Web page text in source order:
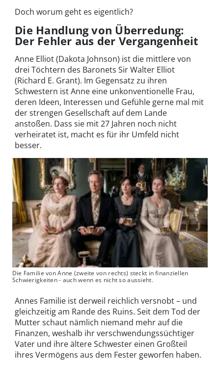
Doch worum geht es eigentlich?
Die Handlung von Überredung:
Der Fehler aus der Vergangenheit
Anne Elliot (Dakota Johnson) ist die mittlere von
drei Töchtern des Baronets Sir Walter Elliot
(Richard E. Grant). Im Gegensatz zu ihren
Schwestern ist Anne eine unkonventionelle Frau,
deren Ideen, Interessen und Gefühle gerne mal mit
der strengen Gesellschaft auf dem Lande
anstoßen. Dass sie mit 27 Jahren noch nicht
verheiratet ist, macht es für ihr Umfeld nicht
besser.
Die Familie von Anne (zweite von rechts) steckt in finanziellen
Schwierigkeiten - auch wenn es nicht so aussieht.
Annes Familie ist derweil reichlich versnobt – und
gleichzeitig am Rande des Ruins. Seit dem Tod der
Mutter schaut nämlich niemand mehr auf die
Finanzen, weshalb ihr verschwendungssüchtiger
Vater und ihre ältere Schwester einen Großteil
ihres Vermögens aus dem Fester geworfen haben.